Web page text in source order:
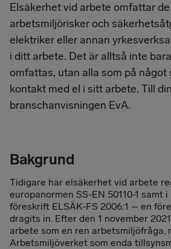
Elsäkerhet vid arbete omfattar
arbetsmiljörisker och
elektriker eller annan
i ditt arbete. Det är alltså inte
omfattas, utan alla som på något
kontakt med el i sitt arbete. Till
branschanvisningen EvA.
Bakgrund
Tidigare har elsäkerhet vid arbete
europanormen SS-EN 50110-1 samt
föreskrift ELSÄK-FS 2006:1 – en
dragits in. Efter den 1 november
arbete som en ren arbetsmiljöfråga,
Arbetsmiljöverket som enda